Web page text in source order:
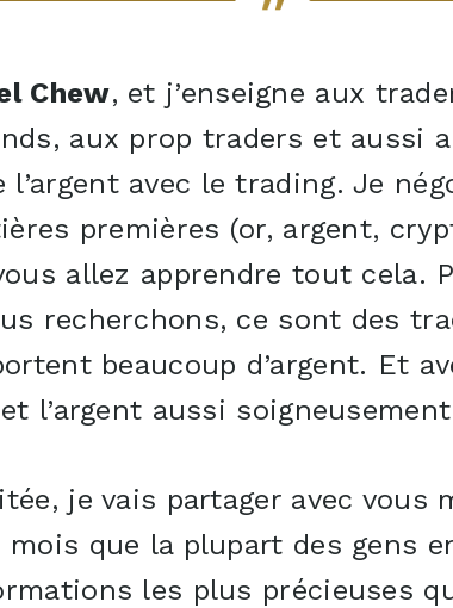
Chew, et j’enseigne aux
aux prop traders et aussi
l’argent avec le trading. Je
premières (or, argent,
allez apprendre tout cela.
recherchons, ce sont des
beaucoup d’argent. Et
l’argent aussi
je vais partager avec vous
mois que la plupart des gens
les plus précieuses